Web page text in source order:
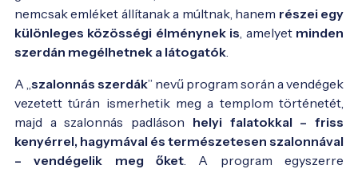
nemcsak emléket állítanak a múltnak, hanem részei egy
különleges közösségi élménynek is , amelyet minden
szerdán megélhetnek a látogatók
A „ szalonnás szerdák” nevű program során a vendégek
vezetett túrán ismerhetik meg a templom történetét,
majd a szalonnás padláson helyi falatokkal – friss
kenyérrel, hagymával és természetesen szalonnával
– vendégelik meg őket . A program egyszerre